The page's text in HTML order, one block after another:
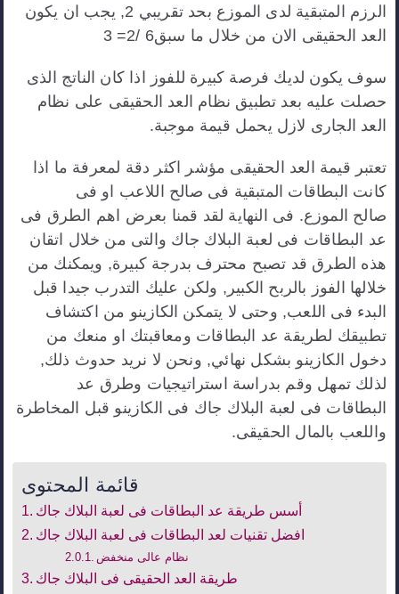
الرزم المتبقية لدى الموزع بحد تقريبي 2, يجب ان يكون
العد الحقيقى الان من خلال ما سبق6 /2= 3
سوف يكون لديك فرصة كبيرة للفوز اذا كان الناتج الذى
حصلت عليه بعد تطبيق نظام العد الحقيقى على نظام
العد الجارى لازل يحمل قيمة موجبة.
تعتبر قيمة العد الحقيقى مؤشر اكثر دقة لمعرفة ما اذا
كانت البطاقات المتبقية فى صالح اللاعب او فى
صالح الموزع. فى النهاية لقد قمنا بعرض اهم الطرق فى
عد البطاقات فى لعبة البلاك جاك والتى من خلال اتقان
هذه الطرق قد تصبح محترف بدرجة كبيرة, ويمكنك من
خلالها الفوز بالربح الكبير, ولكن عليك التدرب جيدا قبل
البدء فى اللعب, وحتى لا يتمكن الكازينو من اكتشاف
تطبيقك لطريقة عد البطاقات ومعاقبتك او منعك من
دخول الكازينو بشكل نهائي, ونحن لا نريد حدوث ذلك,
لذلك تمهل وقم بدراسة استراتيجيات وطرق عد
البطاقات فى لعبة البلاك جاك فى الكازينو قبل المخاطرة
واللعب بالمال الحقيقى.
قائمة المحتوى
أسس طريقة عد البطاقات فى لعبة البلاك جاك
افضل تقنيات لعد البطاقات فى لعبة البلاك جاك
نظام عالى منخفض
طريقة العد الحقيقى فى البلاك جاك